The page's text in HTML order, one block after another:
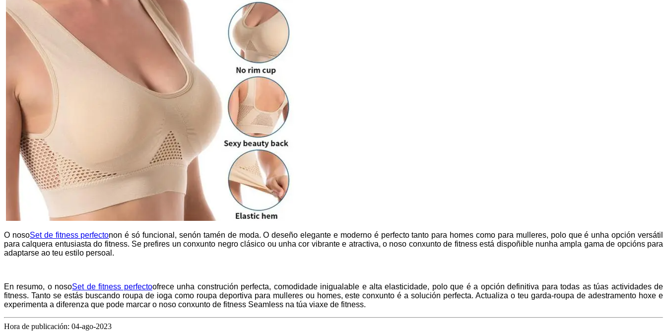
O nosoSet de fitness perfectonon é só funcional, senón tamén de moda. O deseño elegante e moderno é perfecto tanto para homes como para mulleres, polo que é unha opción versátil
para calquera entusiasta do fitness. Se prefires un conxunto negro clásico ou unha cor vibrante e atractiva, o noso conxunto de fitness está dispoñible nunha ampla gama de opcións para
adaptarse ao teu estilo persoal.
En resumo, o nosoSet de fitness perfectoofrece unha construción perfecta, comodidade inigualable e alta elasticidade, polo que é a opción definitiva para todas as túas actividades de
fitness. Tanto se estás buscando roupa de ioga como roupa deportiva para mulleres ou homes, este conxunto é a solución perfecta. Actualiza o teu garda-roupa de adestramento hoxe e
experimenta a diferenza que pode marcar o noso conxunto de fitness Seamless na túa viaxe de fitness.
Hora de publicación: 04-ago-2023